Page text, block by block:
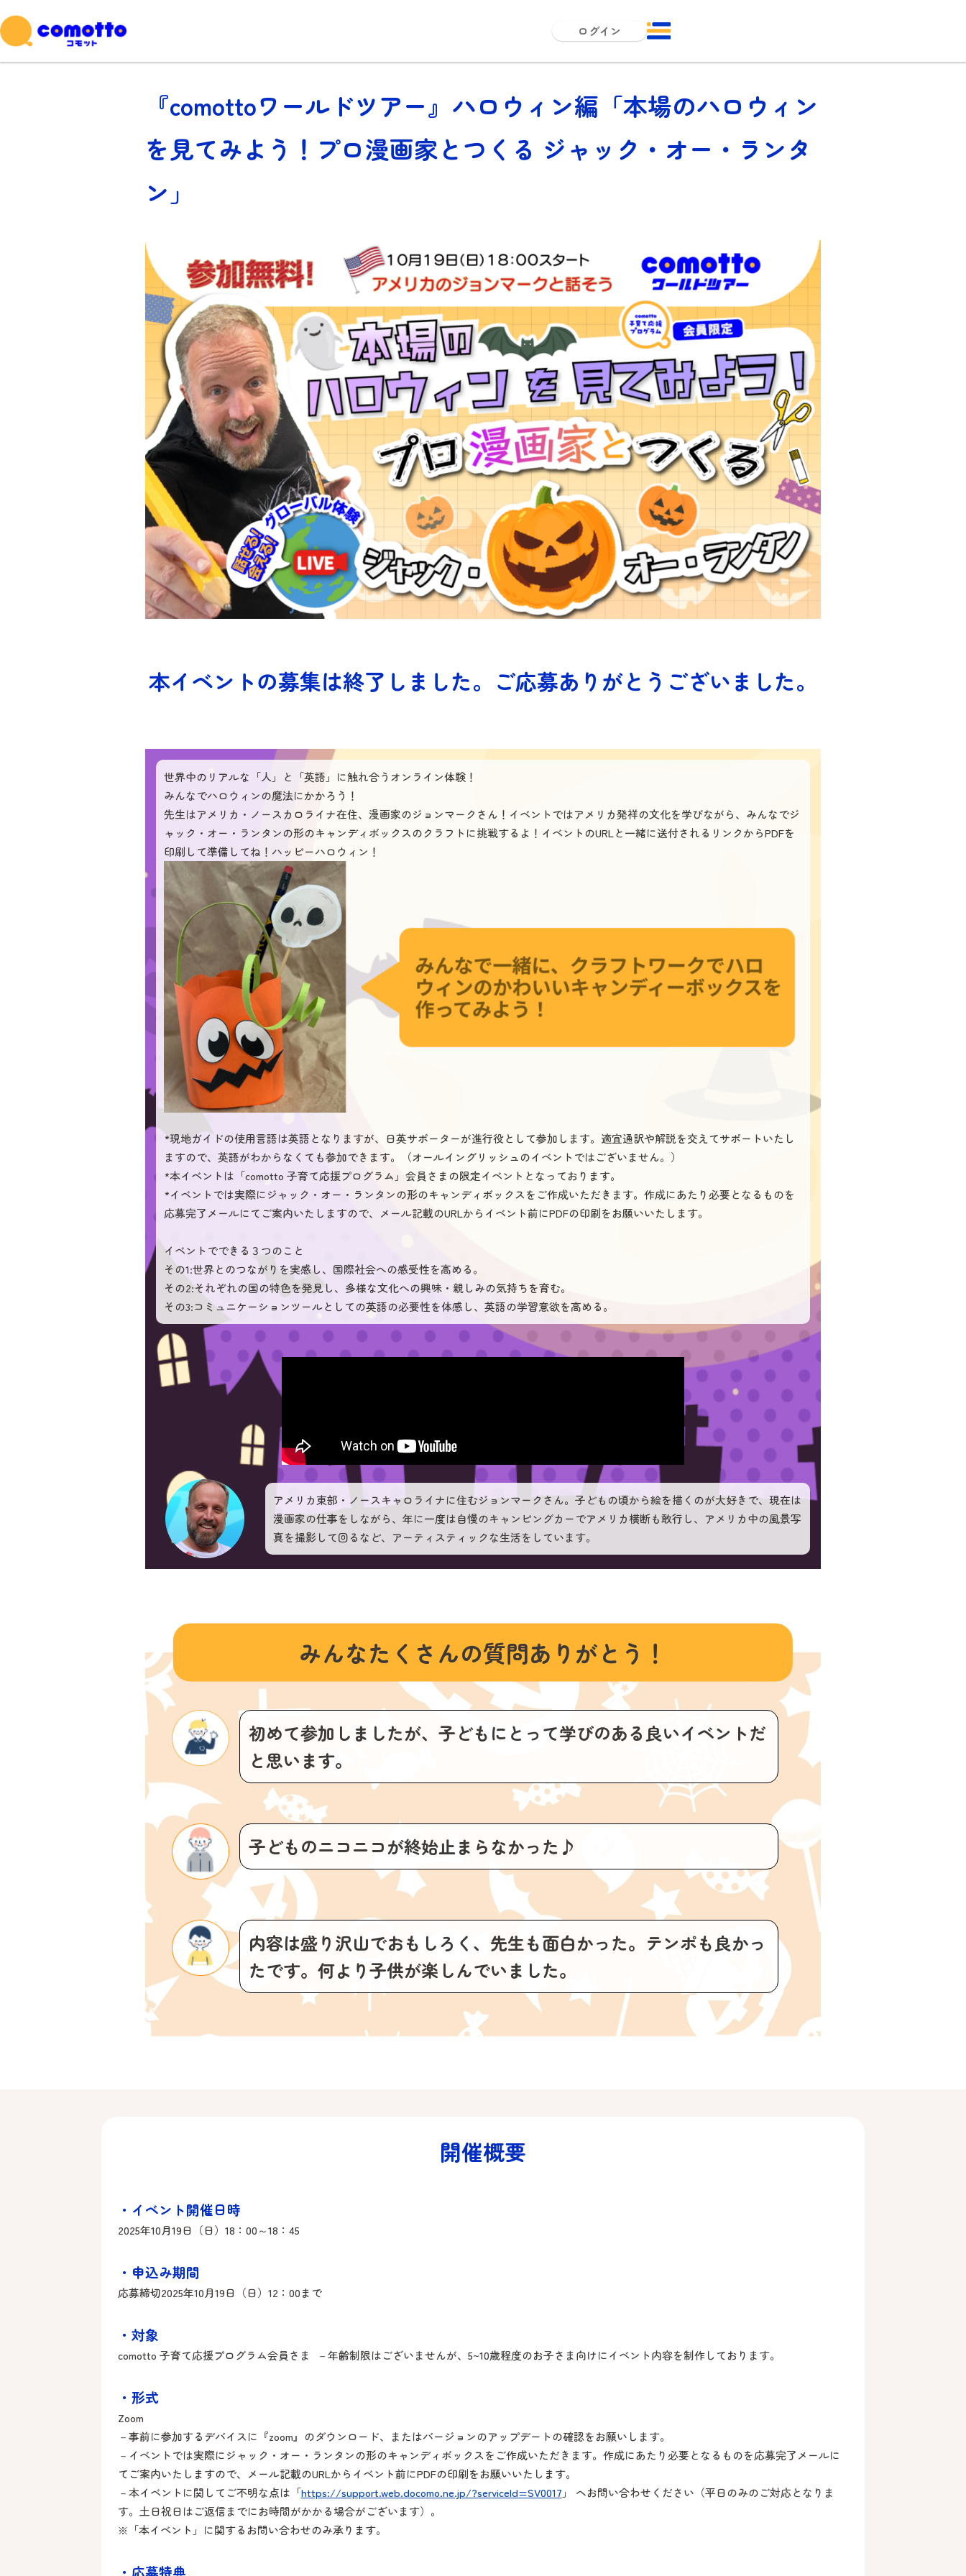
ログイン
『comottoワールドツアー』ハロウィン編「本場のハロウィン
を見てみよう！プロ漫画家とつくる ジャック・オー・ランタ
ン」
本イベントの募集は終了しました。ご応募ありがとうございました。
世界中のリアルな「人」と「英語」に触れ合うオンライン体験！
みんなでハロウィンの魔法にかかろう！
先生はアメリカ・ノースカロライナ在住、漫画家のジョンマークさん！イベントではアメリカ発祥の文化を学びながら、みんなでジ
ャック・オー・ランタンの形のキャンディボックスのクラフトに挑戦するよ！イベントのURLと一緒に送付されるリンクからPDFを
印刷して準備してね！ハッピーハロウィン！
*現地ガイドの使用言語は英語となりますが、日英サポーターが進行役として参加します。適宜通訳や解説を交えてサポートいたし
ますので、英語がわからなくても参加できます。（オールイングリッシュのイベントではございません。）
*本イベントは「comotto 子育て応援プログラム」会員さまの限定イベントとなっております。
*イベントでは実際にジャック・オー・ランタンの形のキャンディボックスをご作成いただきます。作成にあたり必要となるものを
応募完了メールにてご案内いたしますので、メール記載のURLからイベント前にPDFの印刷をお願いいたします。
イベントでできる３つのこと
その1:世界とのつながりを実感し、国際社会への感受性を高める。
その2:それぞれの国の特色を発見し、多様な文化への興味・親しみの気持ちを育む。
その3:コミュニケーションツールとしての英語の必要性を体感し、英語の学習意欲を高める。
アメリカ東部・ノースキャロライナに住むジョンマークさん。子どもの頃から絵を描くのが大好きで、現在は
漫画家の仕事をしながら、年に一度は自慢のキャンピングカーでアメリカ横断も敢行し、アメリカ中の風景写
真を撮影して回るなど、アーティスティックな生活をしています。
みんなたくさんの質問ありがとう！
初めて参加しましたが、子どもにとって学びのある良いイベントだ
と思います。
子どものニコニコが終始止まらなかった♪
内容は盛り沢山でおもしろく、先生も面白かった。テンポも良かっ
たです。何より子供が楽しんでいました。
開催概要
・イベント開催日時
2025年10月19日（日）18：00～18：45
・申込み期間
応募締切2025年10月19日（日）12：00まで
・対象
comotto 子育て応援プログラム会員さま －年齢制限はございませんが、5~10歳程度のお子さま向けにイベント内容を制作しております。
・形式
Zoom
－事前に参加するデバイスに『zoom』のダウンロード、またはバージョンのアップデートの確認をお願いします。
－イベントでは実際にジャック・オー・ランタンの形のキャンディボックスをご作成いただきます。作成にあたり必要となるものを応募完了メールに
てご案内いたしますので、メール記載のURLからイベント前にPDFの印刷をお願いいたします。
－本イベントに関してご不明な点は「https://support.web.docomo.ne.jp/?serviceId=SV0017 」 へお問い合わせください（平日のみのご対応となりま
す。土日祝日はご返信までにお時間がかかる場合がございます）。
※「本イベント」に関するお問い合わせのみ承ります。
・応募特典